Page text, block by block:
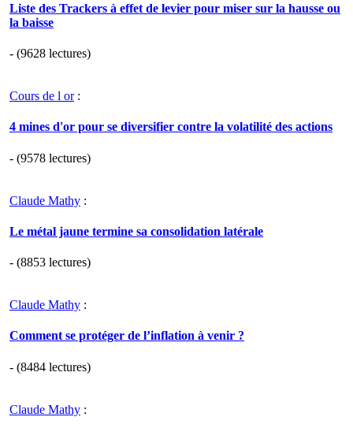
Liste des Trackers à effet de levier pour miser sur la hausse ou
la baisse
- (9628 lectures)
Cours de l or:
4 mines d'or pour se diversifier contre la volatilité des actions
- (9578 lectures)
Claude Mathy :
Le métal jaune termine sa consolidation latérale
- (8853 lectures)
Claude Mathy :
Comment se protéger de l’inflation à venir ?
- (8484 lectures)
Claude Mathy :